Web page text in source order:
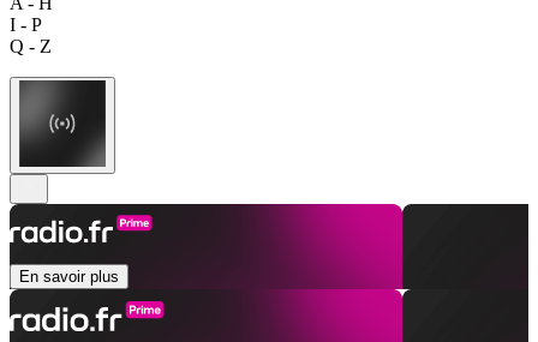
I - P
Q - Z
En savoir plus